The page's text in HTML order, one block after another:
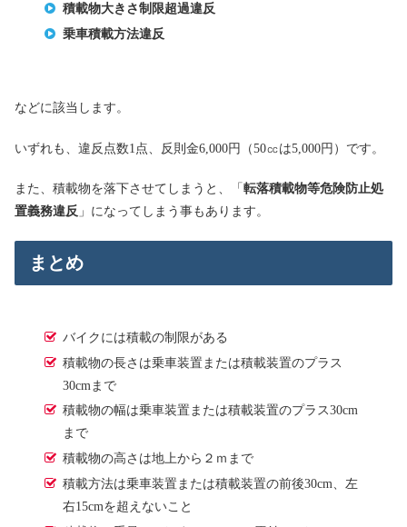
積載物大きさ制限超過違反
乗車積載方法違反
などに該当します。
いずれも、違反点数1点、反則金6,000円（50㏄は5,000円）です。
また、積載物を落下させてしまうと、「 転落積載物等危険防止処
置義務違反 」になってしまう事もあります。
まとめ
バイクには積載の制限がある
積載物の長さは乗車装置または積載装置のプラス
30cmまで
積載物の幅は乗車装置または積載装置のプラス30cm
まで
積載物の高さは地上から２ｍまで
積載方法は乗車装置または積載装置の前後30cm、左
右15cmを超えないこと